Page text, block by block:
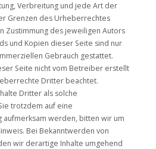
Verbreitung und jede Art der
Grenzen des Urheberrechtes
Zustimmung des jeweiligen Autors
und Kopien dieser Seite sind nur
Gebrauch gestattet.
Seite nicht vom Betreiber erstellt
Dritter beachtet.
Dritter als solche
trotzdem auf eine
werden, bitten wir um
Bei Bekanntwerden von
wir derartige Inhalte umgehend